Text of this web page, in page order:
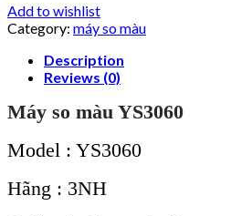
Add to wishlist
Category: máy so màu
Description
Reviews (0)
Máy so màu YS3060
Model : YS3060
Hãng : 3NH